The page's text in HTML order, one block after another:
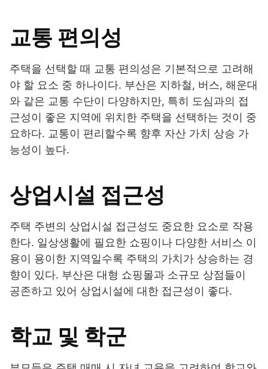
교통 편의성
주택을 선택할 때 교통 편의성은 기본적으로 고려해
야 할 요소 중 하나이다. 부산은 지하철, 버스, 해운대
와 같은 교통 수단이 다양하지만, 특히 도심과의 접
근성이 좋은 지역에 위치한 주택을 선택하는 것이 중
요하다. 교통이 편리할수록 향후 자산 가치 상승 가
능성이 높다.
상업시설 접근성
주택 주변의 상업시설 접근성도 중요한 요소로 작용
한다. 일상생활에 필요한 쇼핑이나 다양한 서비스 이
용이 용이한 지역일수록 주택의 가치가 상승하는 경
향이 있다. 부산은 대형 쇼핑몰과 소규모 상점들이
공존하고 있어 상업시설에 대한 접근성이 좋다.
학교 및 학군